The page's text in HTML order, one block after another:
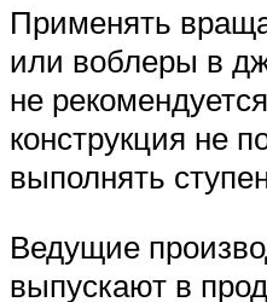
Применять
или воблеры в
не
конструкция не
выполнять
Ведущие
выпускают в